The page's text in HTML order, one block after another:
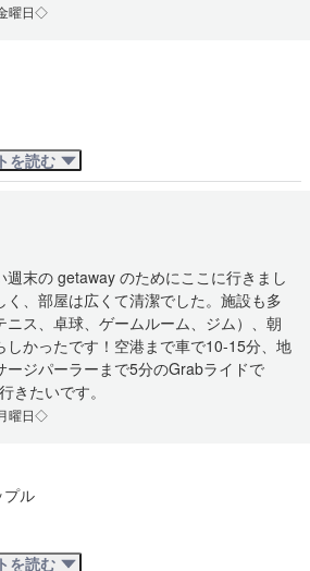
曜日◇
を読む
末の getaway のためにここに行きまし
く、部屋は広くて清潔でした。施設も多
ニス、卓球、ゲームルーム、ジム）、朝
しかったです！空港まで車で10-15分、地
ージパーラーまで5分のGrabライドで
きたいです。
曜日◇
プル
を読む